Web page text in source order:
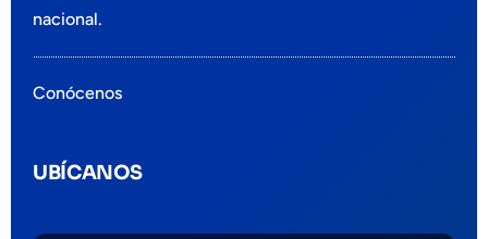
nacional.
Conócenos
UBÍCANOS